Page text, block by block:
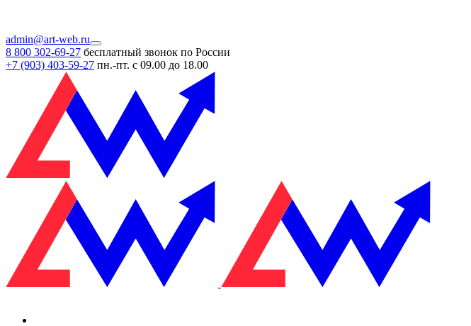
admin@art-web.ru
8 800 302-69-27 бесплатный звонок по России
+7 (903) 403-59-27 пн.-пт. с 09.00 до 18.00